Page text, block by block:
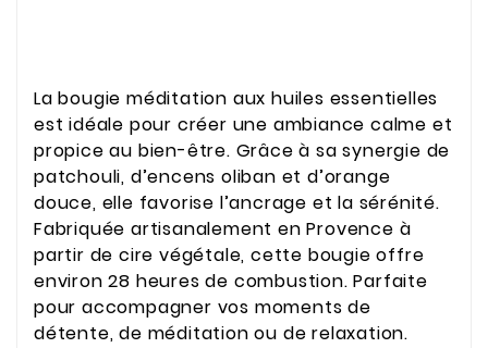
La bougie méditation aux huiles essentielles
est idéale pour créer une ambiance calme et
propice au bien-être. Grâce à sa synergie de
patchouli, d’encens oliban et d’orange
douce, elle favorise l’ancrage et la sérénité.
Fabriquée artisanalement en Provence à
partir de cire végétale, cette bougie offre
environ 28 heures de combustion. Parfaite
pour accompagner vos moments de
détente, de méditation ou de relaxation.